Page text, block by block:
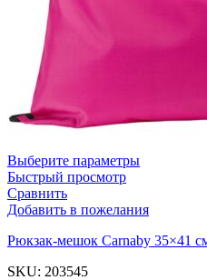
Выберите параметры
Быстрый просмотр
Сравнить
Добавить в пожелания
Рюкзак-мешок Carnaby 35×41
SKU: 203545